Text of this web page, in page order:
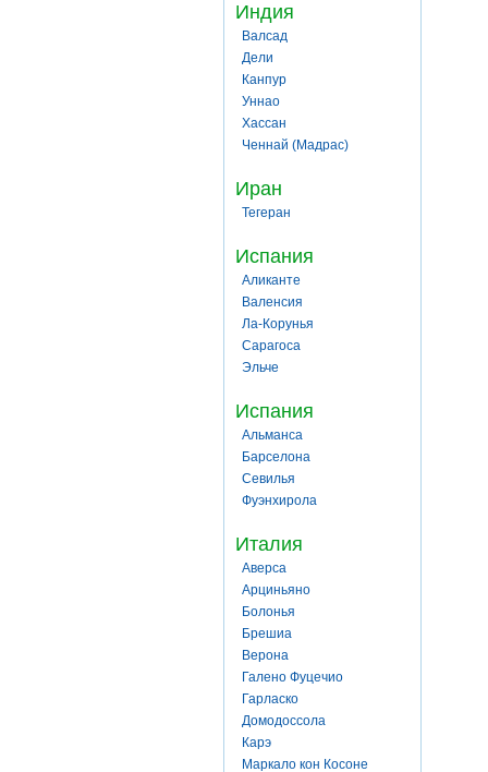
Индия
Валсад
Дели
Канпур
Уннао
Хассан
Ченнай (Мадрас)
Иран
Тегеран
Испания
Аликанте
Валенсия
Ла-Корунья
Сарагоса
Эльче
Испания
Альманса
Барселона
Севилья
Фуэнхирола
Италия
Аверса
Арциньяно
Болонья
Брешиа
Верона
Галено Фуцечио
Гарласко
Домодоссола
Карэ
Маркало кон Косоне